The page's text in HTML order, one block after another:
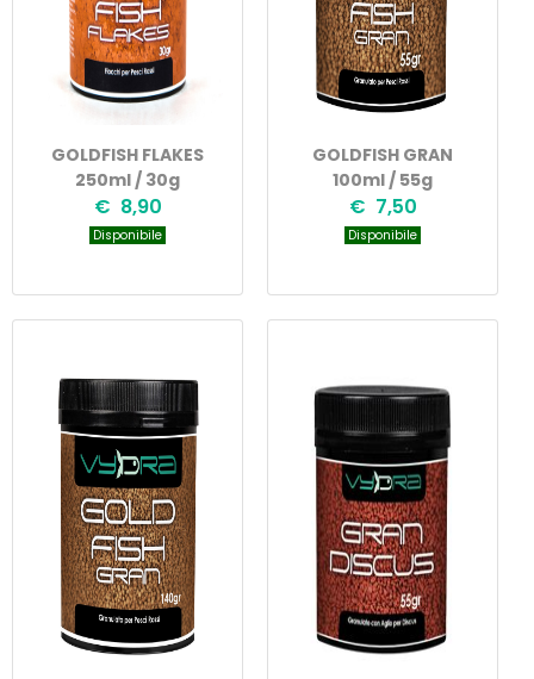
GOLDFISH FLAKES
250ml / 30g
€ 8,90
Disponibile
GOLDFISH GRAN
100ml / 55g
€ 7,50
Disponibile